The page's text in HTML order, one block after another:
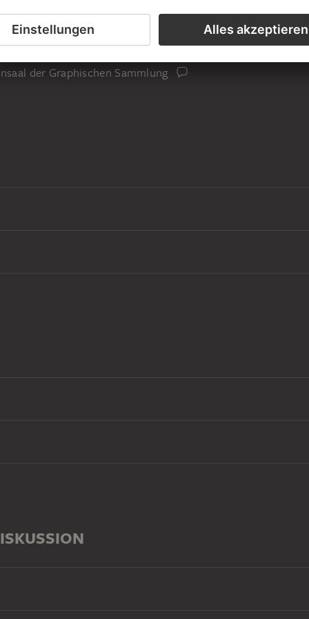
des Künstlers
der Graphischen Sammlung